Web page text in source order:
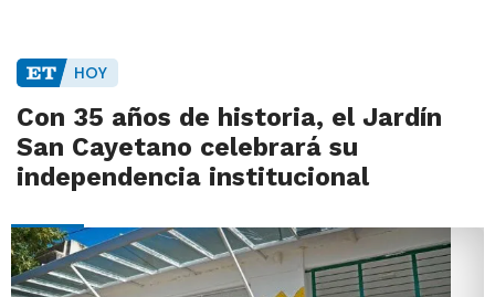
HOY
Con 35 años de historia, el Jardín
San Cayetano celebrará su
independencia institucional